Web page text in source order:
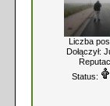
Liczba
Dołączył:
Status: